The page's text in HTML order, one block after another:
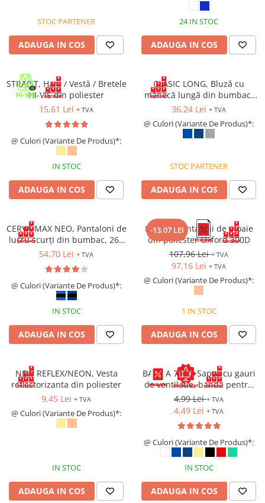
Bocanci de lucru O1
Bocanci de lucru O2
Bocanci de protecție S1
Bocanci de protecție S1P
Bocanci de protecție S2
Bocanci de protecție S3
Cizme outdoor
Cizme de lucru OB
Cizme de lucru O4/O5
Cizme de protecție S4
Cizme de protecție S5
Cizme electroizolante
Saboți și papuci de uz general
Saboți de lucru O1
Saboți de protecție OB
Saboți de protecție SB
Sandale de protecție OB
Sandale de lucru O1
Sandale de protecție SB
PROTECȚIA MÂINILOR
Mănuși de protecție
STOC PARTENER
ADAUGA IN COS
24 IN STOC
ADAUGA IN COS
STRAPIT, Ham / Vestă / Bretele
HI-VIS din poliester
15,61 Lei + TVA
@ Culori (Variante De Produs)*:
IN STOC
ADAUGA IN COS
CLASIC LONG, Bluză cu
mânecă lungă din bumbac,
150 g/mp
36,24 Lei + TVA
@ Culori (Variante De Produs)*:
STOC PARTENER
ADAUGA IN COS
CERVA MAX NEO, Pantaloni de
lucru scurți din bumbac, 260
g/mp
54,70 Lei + TVA
@ Culori (Variante De Produs)*:
IN STOC
ADAUGA IN COS
-13.07 LEI
HYDRA, Pantaloni de ploaie
din poliester Oxford 300D
107,96 Lei+ TVA
97,16 Lei + TVA
@ Culori (Variante De Produs)*:
1 IN STOC
ADAUGA IN COS
NEW REFLEX/NEON, Vesta
reflectorizanta din poliester
9,45 Lei + TVA
@ Culori (Variante De Produs)*:
IN STOC
ADAUGA IN COS
BASICA 7000, Sapca cu gauri
de ventilatie, banda pentru
transpiratie si prindere cu
arici
4,99 Lei+ TVA
4,49 Lei + TVA
@ Culori (Variante De Produs)*:
IN STOC
ADAUGA IN COS